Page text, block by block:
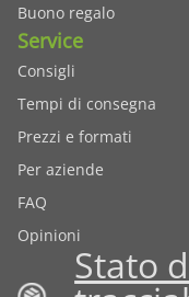
Buono regalo
Service
Consigli
Tempi di consegna
Prezzi e formati
Per aziende
FAQ
Opinioni
Stato